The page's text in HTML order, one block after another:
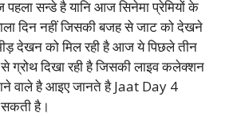
सन्डे है यानि आज सिनेमा प्रेमियों के
दिन नहीं जिसकी बजह से जाट को देखने
देखन को मिल रही है आज ये पिछले तीन
ग्रोथ दिखा रही है जिसकी लाइव कलेक्शन
वाले है आइए जानते है Jaat Day 4
है।